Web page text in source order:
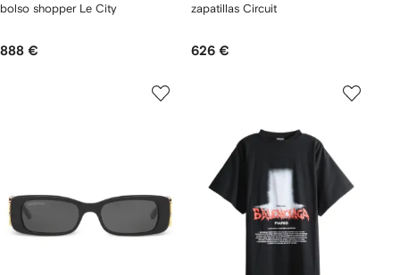
bolso shopper Le City
888 €
zapatillas Circuit
626 €